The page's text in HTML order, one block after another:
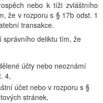
nebo k tíži zvláštního
že v rozporu s § 17b odst. 1
transakce.
správního deliktu tím, že
účty nebo neoznámí
4,
účet nebo v rozporu s §
stránek,